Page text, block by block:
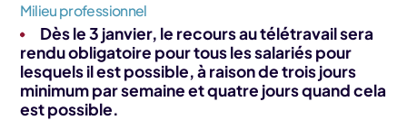
Milieu professionnel
Dès le 3 janvier, le recours au télétravail sera
rendu obligatoire pour tous les salariés pour
lesquels il est possible, à raison de trois jours
minimum par semaine et quatre jours quand cela
est possible.